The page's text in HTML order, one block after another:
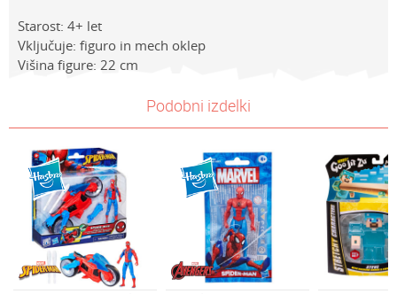
Starost: 4+ let
Vključuje: figuro in mech oklep
Višina figure: 22 cm
Akcijske figure
Znamke
Spol
Dečki
Starost
4-6 let
E-mail
Sporočilo
Prenesi navodila za uporabo
Podobni izdelki